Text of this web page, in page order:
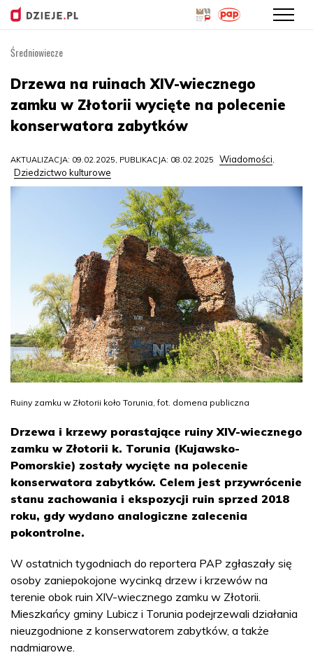
treści
Średniowiecze
Drzewa na ruinach XIV-wiecznego
zamku w Złotorii wycięte na polecenie
konserwatora zabytków
AKTUALIZACJA: 09.02.2025, PUBLIKACJA: 08.02.2025 Wiadomości,
Dziedzictwo kulturowe
Ruiny zamku w Złotorii koło Torunia, fot. domena publiczna
Drzewa i krzewy porastające ruiny XIV-wiecznego
zamku w Złotorii k. Torunia (Kujawsko-
Pomorskie) zostały wycięte na polecenie
konserwatora zabytków. Celem jest przywrócenie
stanu zachowania i ekspozycji ruin sprzed 2018
roku, gdy wydano analogiczne zalecenia
pokontrolne.
W ostatnich tygodniach do reportera PAP zgłaszały się
osoby zaniepokojone wycinką drzew i krzewów na
terenie obok ruin XIV-wiecznego zamku w Złotorii.
Mieszkańcy gminy Lubicz i Torunia podejrzewali działania
nieuzgodnione z konserwatorem zabytków, a także
nadmiarowe.